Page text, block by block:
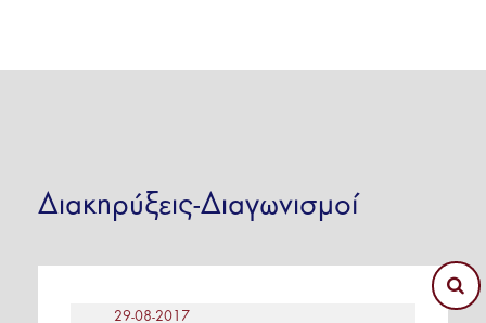
Διακηρύξεις-Διαγωνισμοί
29-08-2017